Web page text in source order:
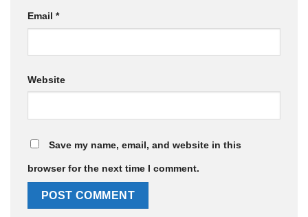
Email *
Website
Save my name, email, and website in this
browser for the next time I comment.